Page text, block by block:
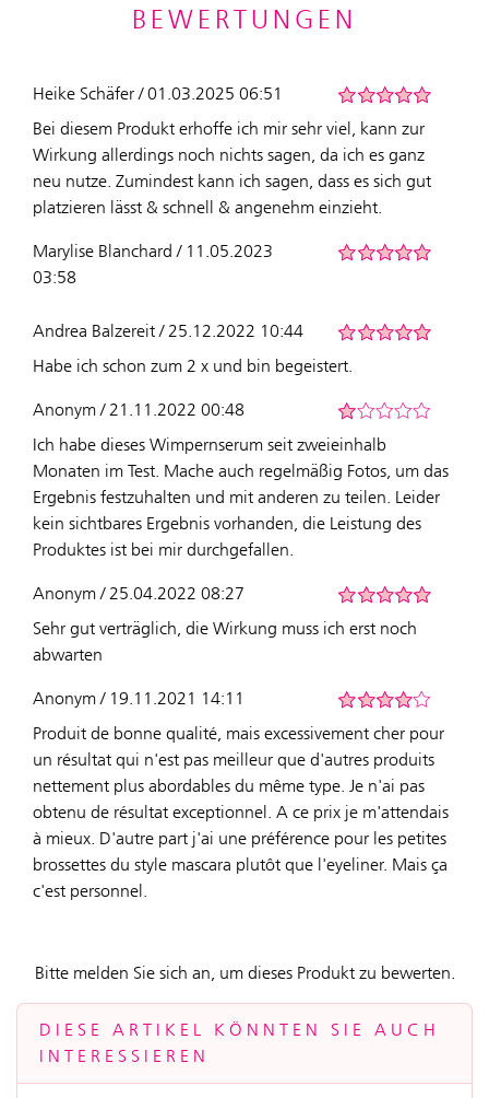
BEWERTUNGEN
Heike Schäfer / 01.03.2025 06:51
Bei diesem Produkt erhoffe ich mir sehr viel, kann zur
Wirkung allerdings noch nichts sagen, da ich es ganz
neu nutze. Zumindest kann ich sagen, dass es sich gut
platzieren lässt & schnell & angenehm einzieht.
Marylise Blanchard / 11.05.2023
03:58
Andrea Balzereit / 25.12.2022 10:44
Habe ich schon zum 2 x und bin begeistert.
Anonym / 21.11.2022 00:48
Ich habe dieses Wimpernserum seit zweieinhalb
Monaten im Test. Mache auch regelmäßig Fotos, um das
Ergebnis festzuhalten und mit anderen zu teilen. Leider
kein sichtbares Ergebnis vorhanden, die Leistung des
Produktes ist bei mir durchgefallen.
Anonym / 25.04.2022 08:27
Sehr gut verträglich, die Wirkung muss ich erst noch
abwarten
Anonym / 19.11.2021 14:11
Produit de bonne qualité, mais excessivement cher pour
un résultat qui n'est pas meilleur que d'autres produits
nettement plus abordables du même type. Je n'ai pas
obtenu de résultat exceptionnel. A ce prix je m'attendais
à mieux. D'autre part j'ai une préférence pour les petites
brossettes du style mascara plutôt que l'eyeliner. Mais ça
c'est personnel.
Bitte melden Sie sich an, um dieses Produkt zu bewerten.
DIESE ARTIKEL KÖNNTEN SIE AUCH
INTERESSIEREN